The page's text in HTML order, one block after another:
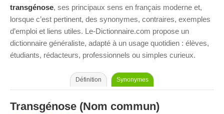
transgénose, ses principaux sens en français moderne et,
lorsque c’est pertinent, des synonymes, contraires, exemples
d’emploi et liens utiles. Le-Dictionnaire.com propose un
dictionnaire généraliste, adapté à un usage quotidien : élèves,
étudiants, rédacteurs, professionnels ou simples curieux.
Définition Synonymes
Transgénose (Nom commun)